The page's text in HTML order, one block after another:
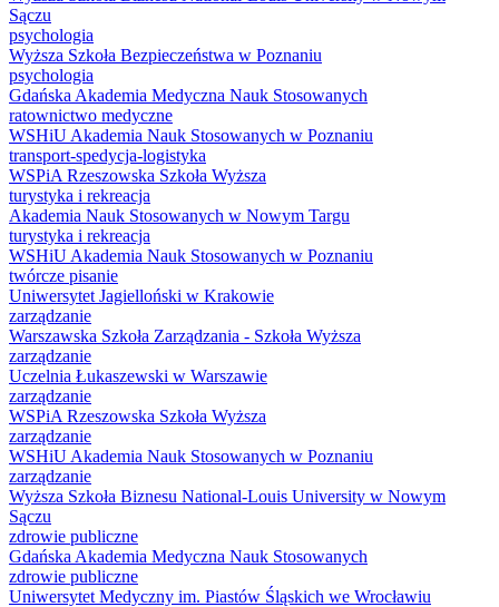
Sączu
psychologia
Wyższa Szkoła Bezpieczeństwa w Poznaniu
psychologia
Gdańska Akademia Medyczna Nauk Stosowanych
ratownictwo medyczne
WSHiU Akademia Nauk Stosowanych w Poznaniu
transport-spedycja-logistyka
WSPiA Rzeszowska Szkoła Wyższa
turystyka i rekreacja
Akademia Nauk Stosowanych w Nowym Targu
turystyka i rekreacja
WSHiU Akademia Nauk Stosowanych w Poznaniu
twórcze pisanie
Uniwersytet Jagielloński w Krakowie
zarządzanie
Warszawska Szkoła Zarządzania - Szkoła Wyższa
zarządzanie
Uczelnia Łukaszewski w Warszawie
zarządzanie
WSPiA Rzeszowska Szkoła Wyższa
zarządzanie
WSHiU Akademia Nauk Stosowanych w Poznaniu
zarządzanie
Wyższa Szkoła Biznesu National-Louis University w Nowym
Sączu
zdrowie publiczne
Gdańska Akademia Medyczna Nauk Stosowanych
zdrowie publiczne
Uniwersytet Medyczny im. Piastów Śląskich we Wrocławiu